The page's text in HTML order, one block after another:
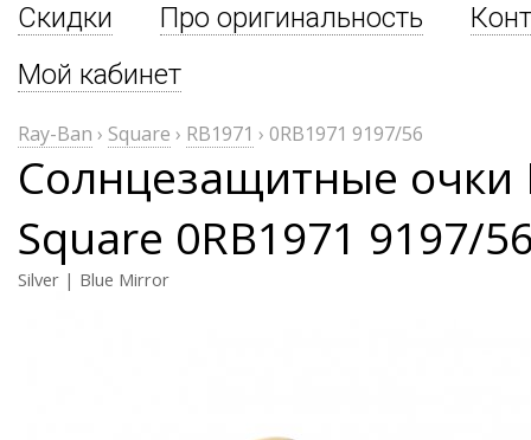
Скидки
Про оригинальность
Мой кабинет
Ray-Ban › Square › RB1971 › 0RB1971 9197/56
Солнцезащитные очки
Square 0RB1971 9197/
Silver | Blue Mirror